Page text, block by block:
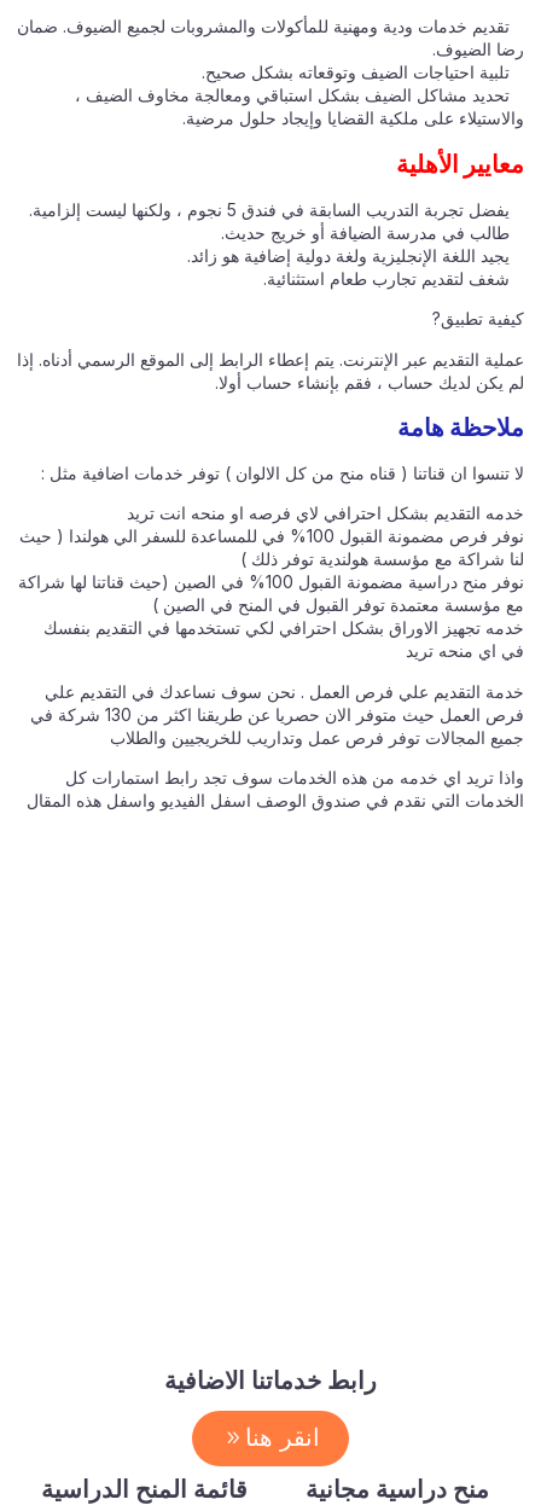
تقديم خدمات ودية ومهنية للمأكولات والمشروبات لجميع الضيوف. ضمان
رضا الضيوف.
تلبية احتياجات الضيف وتوقعاته بشكل صحيح.
تحديد مشاكل الضيف بشكل استباقي ومعالجة مخاوف الضيف ،
والاستيلاء على ملكية القضايا وإيجاد حلول مرضية.
معايير الأهلية
يفضل تجربة التدريب السابقة في فندق 5 نجوم ، ولكنها ليست إلزامية.
طالب في مدرسة الضيافة أو خريج حديث.
يجيد اللغة الإنجليزية ولغة دولية إضافية هو زائد.
شغف لتقديم تجارب طعام استثنائية.
كيفية تطبيق?
عملية التقديم عبر الإنترنت. يتم إعطاء الرابط إلى الموقع الرسمي أدناه. إذا
لم يكن لديك حساب ، فقم بإنشاء حساب أولا.
ملاحظة هامة
لا تنسوا ان قناتنا ( قناه منح من كل الالوان ) توفر خدمات اضافية مثل :
خدمه التقديم بشكل احترافي لاي فرصه او منحه انت تريد
نوفر فرص مضمونة القبول 100% في للمساعدة للسفر الي هولندا ( حيث
لنا شراكة مع مؤسسة هولندية توفر ذلك )
نوفر منح دراسية مضمونة القبول 100% في الصين (حيث قناتنا لها شراكة
مع مؤسسة معتمدة توفر القبول في المنح في الصين )
خدمه تجهيز الاوراق بشكل احترافي لكي تستخدمها في التقديم بنفسك
في اي منحه تريد
خدمة التقديم علي فرص العمل . نحن سوف نساعدك في التقديم علي
فرص العمل حيث متوفر الان حصريا عن طريقنا اكثر من 130 شركة في
جميع المجالات توفر فرص عمل وتداريب للخريجيين والطلاب
واذا تريد اي خدمه من هذه الخدمات سوف تجد رابط استمارات كل
الخدمات التي نقدم في صندوق الوصف اسفل الفيديو واسفل هذه المقال
رابط خدماتنا الاضافية
انقر هنا
منح دراسية مجانية
قائمة المنح الدراسية